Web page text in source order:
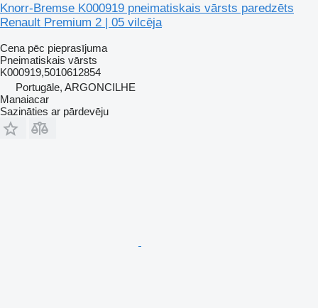
Knorr-Bremse K000919 pneimatiskais vārsts paredzēts
Renault Premium 2 | 05 vilcēja
Cena pēc pieprasījuma
Pneimatiskais vārsts
K000919,5010612854
Portugāle, ARGONCILHE
Manaiacar
Sazināties ar pārdevēju